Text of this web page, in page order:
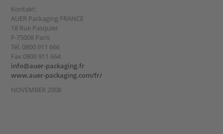
Kontakt:
AUER Packaging FRANCE
18 Rue Pasquier
F-75008 Paris
Tél. 0800 911 666
Fax 0800 911 664
info@auer-packaging.fr
www.auer-packaging.com/fr/
NOVEMBER 2008